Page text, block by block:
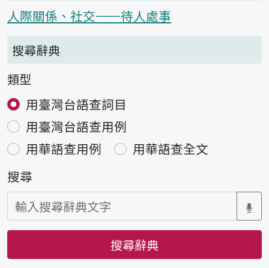
人際關係、社交——待人處事
搜尋辭典
類型
用臺灣台語查詞目
用臺灣台語查用例
用華語查用例
用華語查全文
搜尋
搜尋辭典